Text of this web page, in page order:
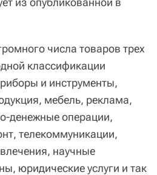
числа товаров трех
классификации
и инструменты,
мебель, реклама,
денежные операции,
телекоммуникации,
научные
юридические услуги и так